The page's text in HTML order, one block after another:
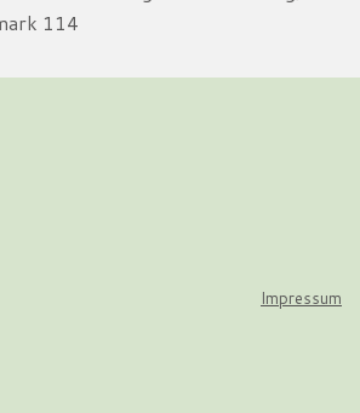
114
Impressum